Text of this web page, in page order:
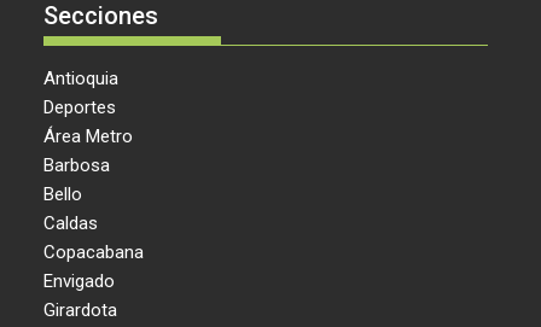
Secciones
Antioquia
Deportes
Área Metro
Barbosa
Bello
Caldas
Copacabana
Envigado
Girardota